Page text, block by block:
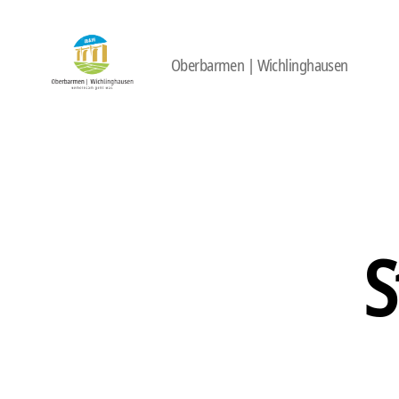
Oberbarmen | Wichlinghausen